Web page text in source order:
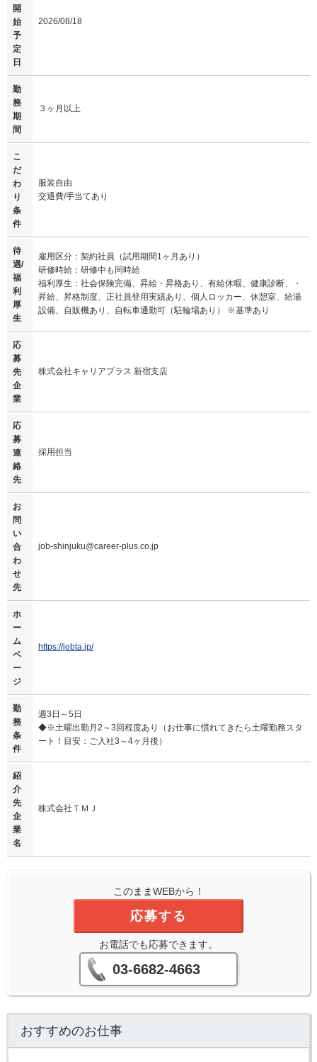
開
始
予
定
日
2026/08/18
勤
務
期
間
３ヶ月以上
こ
だ
わ
り
条
件
服装自由
交通費/手当てあり
待
遇/
福
利
厚
生
雇用区分：契約社員（試用期間1ヶ月あり）
研修時給：研修中も同時給
福利厚生：社会保険完備、昇給・昇格あり、有給休暇、健康診断、・
昇給、昇格制度、正社員登用実績あり、個人ロッカー、休憩室、給湯
設備、自販機あり、自転車通勤可（駐輪場あり） ※基準あり
応
募
先
企
業
株式会社キャリアプラス 新宿支店
応
募
連
絡
先
採用担当
お
問
い
合
わ
せ
先
job-shinjuku@career-plus.co.jp
ホ
ー
ム
ペ
ー
ジ
https://jobta.jp/
勤
務
条
件
週3日～5日
◆※土曜出勤月2～3回程度あり（お仕事に慣れてきたら土曜勤務スタ
ート！目安：ご入社3～4ヶ月後）
紹
介
先
企
業
名
株式会社ＴＭＪ
このままWEBから！
応募する
お電話でも応募できます。
03-6682-4663
おすすめのお仕事